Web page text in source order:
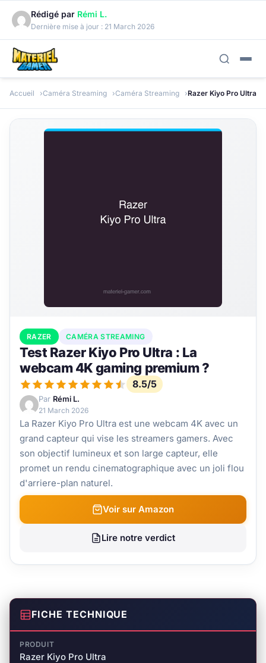
Rédigé par Rémi L.
Dernière mise à jour : 21 March 2026
Accueil Caméra Streaming Caméra Streaming Razer Kiyo Pro Ultra
RAZER CAMÉRA STREAMING
Test Razer Kiyo Pro Ultra : La
webcam 4K gaming premium ?
8.5/5
Par Rémi L.
21 March 2026
La Razer Kiyo Pro Ultra est une webcam 4K avec un
grand capteur qui vise les streamers gamers. Avec
son objectif lumineux et son large capteur, elle
promet un rendu cinematographique avec un joli flou
d'arriere-plan naturel.
Voir sur Amazon
Lire notre verdict
FICHE TECHNIQUE
PRODUIT
Razer Kiyo Pro Ultra